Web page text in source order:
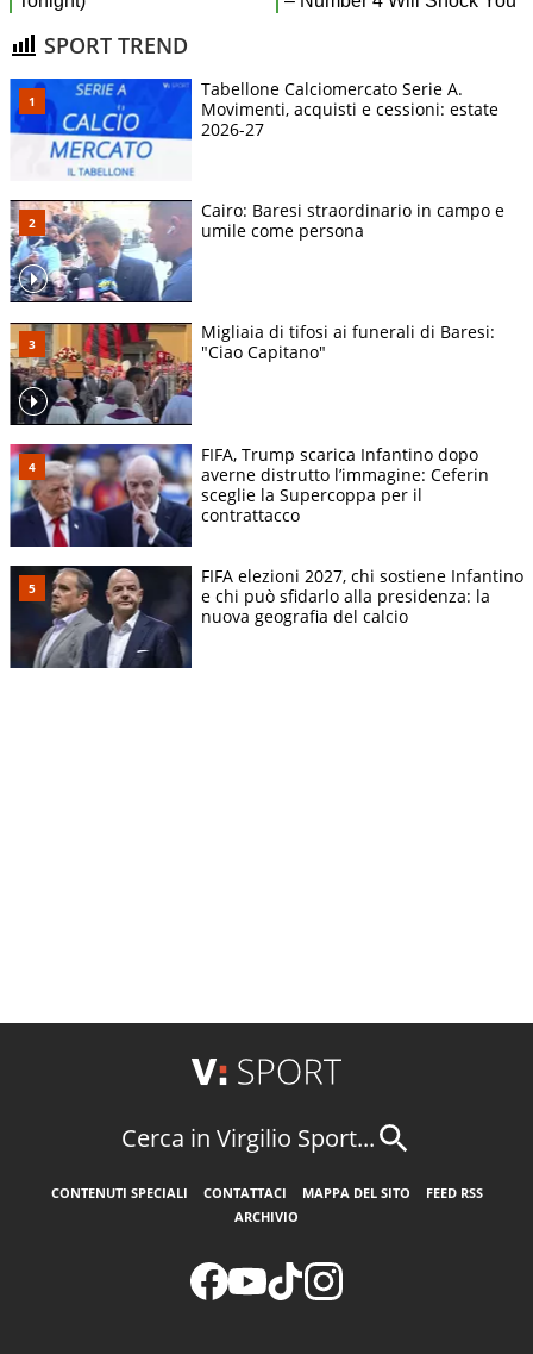
SPORT TREND
Tabellone Calciomercato Serie A.
Movimenti, acquisti e cessioni: estate
2026-27
Cairo: Baresi straordinario in campo e
umile come persona
Migliaia di tifosi ai funerali di Baresi:
"Ciao Capitano"
FIFA, Trump scarica Infantino dopo
averne distrutto l’immagine: Ceferin
sceglie la Supercoppa per il
contrattacco
FIFA elezioni 2027, chi sostiene Infantino
e chi può sfidarlo alla presidenza: la
nuova geografia del calcio
Cerca in Virgilio Sport...
CONTENUTI SPECIALI CONTATTACI MAPPA DEL SITO
FEED RSS
ARCHIVIO